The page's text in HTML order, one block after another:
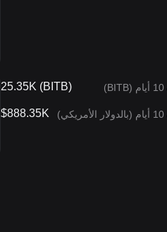
25.35K (BITB)
$888.35K